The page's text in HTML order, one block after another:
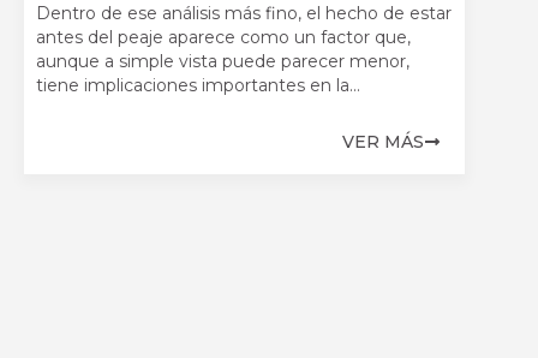
Dentro de ese análisis más fino, el hecho de estar
antes del peaje aparece como un factor que,
aunque a simple vista puede parecer menor,
tiene implicaciones importantes en la...
VER MÁS